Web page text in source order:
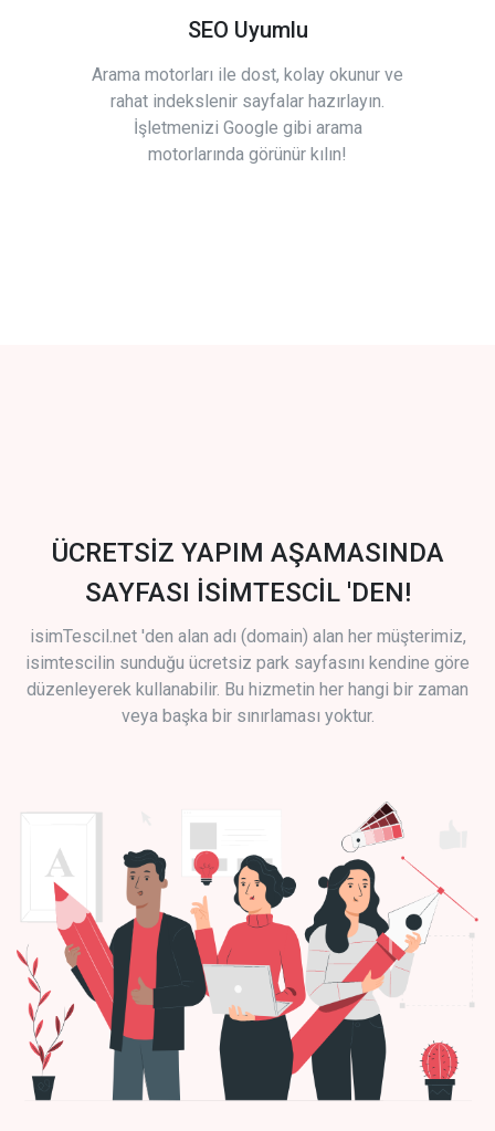
SEO Uyumlu
Arama motorları ile dost, kolay okunur ve
rahat indekslenir sayfalar hazırlayın.
İşletmenizi Google gibi arama
motorlarında görünür kılın!
ÜCRETSİZ YAPIM AŞAMASINDA
SAYFASI İSİMTESCİL 'DEN!
isimTescil.net 'den alan adı (domain) alan her müşterimiz,
isimtescilin sunduğu ücretsiz park sayfasını kendine göre
düzenleyerek kullanabilir. Bu hizmetin her hangi bir zaman
veya başka bir sınırlaması yoktur.